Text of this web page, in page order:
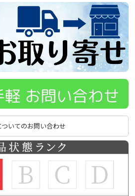
いてのお問い合わせ